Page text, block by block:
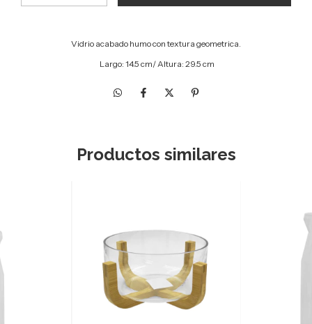
Vidrio acabado humo con textura geometrica.
Largo: 14.5 cm/ Altura: 29.5 cm
Productos similares